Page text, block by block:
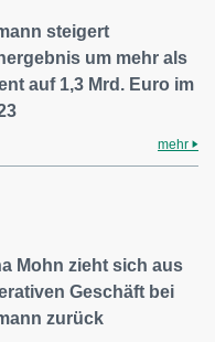
steigert
um mehr als
auf 1,3 Mrd. Euro im
mehr
Mohn zieht sich aus
Geschäft bei
zurück